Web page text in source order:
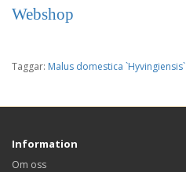
Webshop
Taggar: Malus domestica `Hyvingiensis`
Information
Om oss